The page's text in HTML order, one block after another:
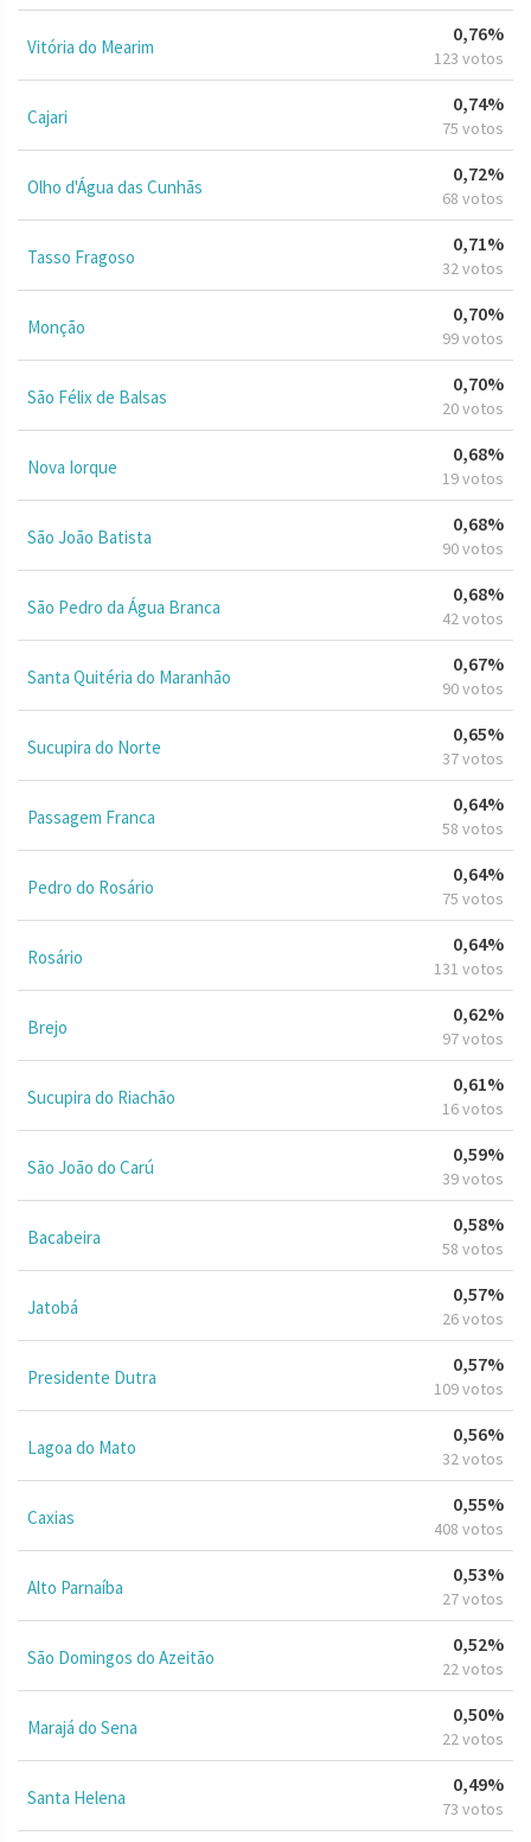
Vitória do Mearim
0,76%
123 votos
Cajari
0,74%
75 votos
Olho d'Água das Cunhãs
0,72%
68 votos
Tasso Fragoso
0,71%
32 votos
Monção
0,70%
99 votos
São Félix de Balsas
0,70%
20 votos
Nova Iorque
0,68%
19 votos
São João Batista
0,68%
90 votos
São Pedro da Água Branca
0,68%
42 votos
Santa Quitéria do Maranhão
0,67%
90 votos
Sucupira do Norte
0,65%
37 votos
Passagem Franca
0,64%
58 votos
Pedro do Rosário
0,64%
75 votos
Rosário
0,64%
131 votos
Brejo
0,62%
97 votos
Sucupira do Riachão
0,61%
16 votos
São João do Carú
0,59%
39 votos
Bacabeira
0,58%
58 votos
Jatobá
0,57%
26 votos
Presidente Dutra
0,57%
109 votos
Lagoa do Mato
0,56%
32 votos
Caxias
0,55%
408 votos
Alto Parnaíba
0,53%
27 votos
São Domingos do Azeitão
0,52%
22 votos
Marajá do Sena
0,50%
22 votos
Santa Helena
0,49%
73 votos